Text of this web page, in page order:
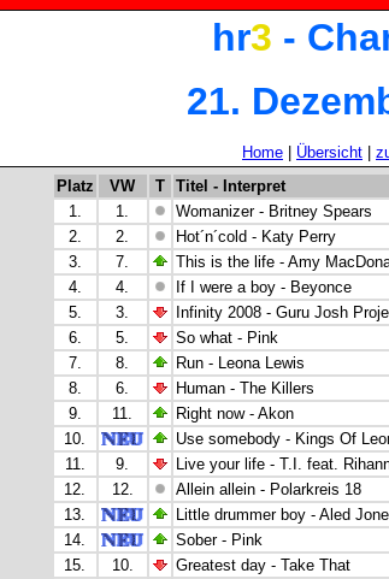
hr3 -
21.
Home Übersicht
Platz
VW T Titel - Interpret
1.
1. Womanizer - Britney Spears
2.
2. Hot´n´cold - Katy Perry
3.
7. This is the life - Amy
4.
4. If I were a boy - Beyonce
5.
3. Infinity 2008 - Guru Josh
6.
5. So what - Pink
7.
8. Run - Leona Lewis
8.
6. Human - The Killers
9.
11. Right now - Akon
10.
Use somebody - Kings Of
11.
9. Live your life - T.I. feat.
12.
12. Allein allein - Polarkreis 18
13.
Little drummer boy - Aled
14.
Sober - Pink
15.
10. Greatest day - Take That